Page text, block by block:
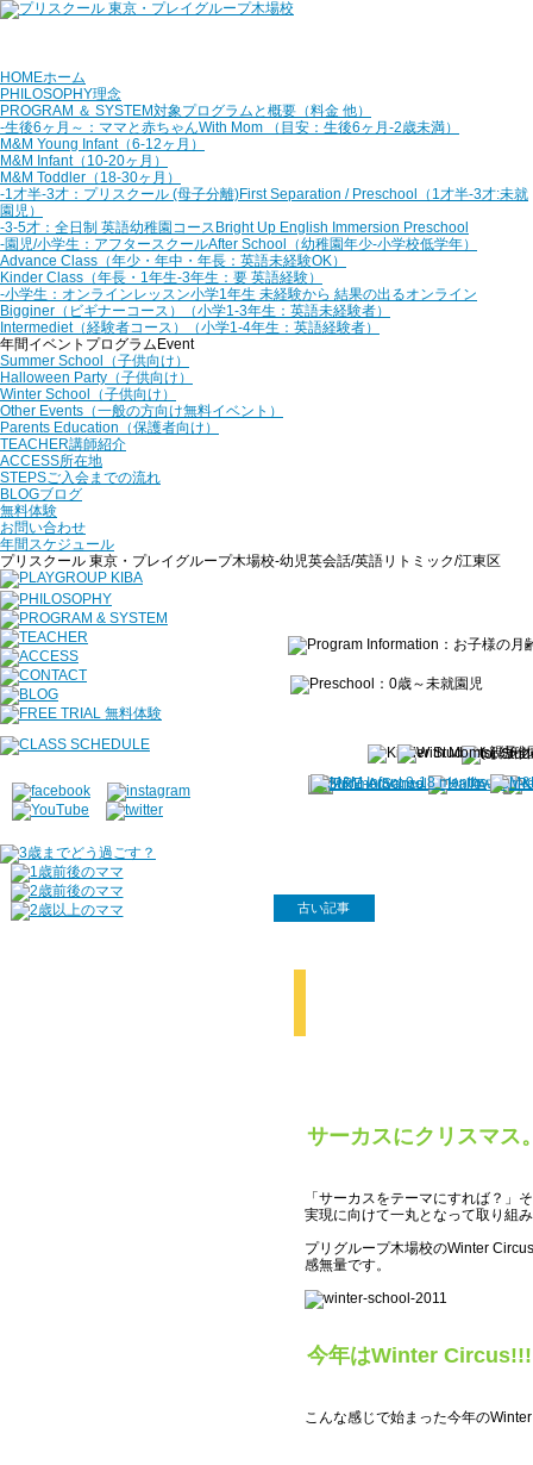
HOMEホーム
PHILOSOPHY理念
PROGRAM ＆ SYSTEM対象プログラムと概要（料金 他）
‐生後6ヶ月～：ママと赤ちゃんWith Mom （目安：生後6ヶ月‐2歳未満）
M&M Young Infant（6-12ヶ月）
M&M Infant（10-20ヶ月）
M&M Toddler （18-30ヶ月）
‐1才半‐3才：プリスクール (母子分離)First Separation / Preschool（1才半-3才:未就
園児）
‐3‐5才：全日制 英語幼稚園コース Bright Up English Immersion Preschool
‐園児/小学生：アフタースクールAfter School（幼稚園年少‐小学校低学年）
Advance Class （年少・年中・年長：英語未経験OK）
Kinder Class （年長・1年生‐3年生：要 英語経験）
‐小学生：オンラインレッスン小学1年生 未経験から 結果の出るオンライン
Bigginer（ビギナーコース）
（小学1‐3年生：英語未経験者）
Intermediet（経験者コース）
（小学1‐4年生：英語経験者）
年間イベントプログラム Event
Summer School
（子供向け）
Halloween Party （子供向け）
Winter School
（子供向け）
Other Events （一般の方向け無料イベント）
Parents Education （保護者向け）
TEACHER講師紹介
ACCESS所在地
STEPSご入会までの流れ
BLOGブログ
無料体験
お問い合わせ
年間スケジュール
プリスクール 東京・プレイグループ木場校-幼児英会話/英語リトミック/江東区
古い記事
サーカスにクリスマス
「サーカスをテーマにすれば？」
実現に向けて一丸となって取り組
プリグループ木場校のWinter
感無量です。
今年はWinter Circus!!!
こんな感じで始まった今年の